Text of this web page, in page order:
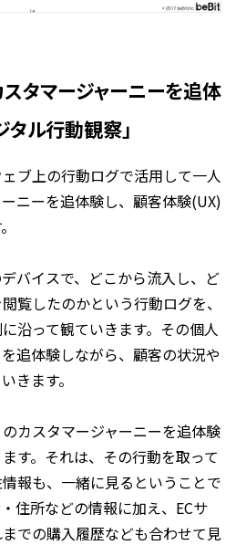
タマージャーニーを追体
タル行動観察」
ブ上の行動ログで活用して一人
ニーを追体験し、顧客体験(UX)
バイスで、どこから流入し、ど
覧したのかという行動ログを、
沿って観ていきます。その個人
追体験しながら、顧客の状況や
きます。
カスタマージャーニーを追体験
す。それは、その行動を取って
報も、一緒に見るということで
住所などの情報に加え、ECサ
での購入履歴なども合わせて見